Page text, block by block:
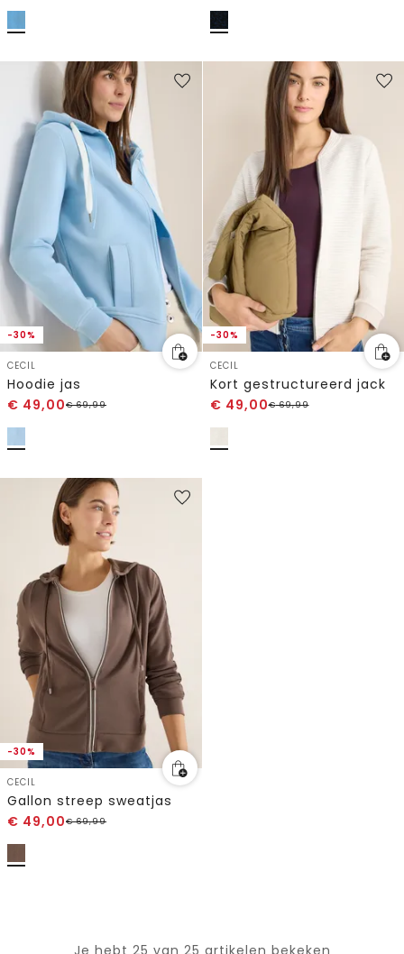
-30%
CECIL
Hoodie jas
€ 49,00€69,99
-30%
CECIL
Kort gestructureerd jack
€ 49,00€69,99
-30%
CECIL
Gallon streep sweatjas
€ 49,00€69,99
Je hebt 25 van 25 artikelen bekeken